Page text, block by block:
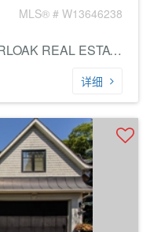
MLS® # W13646238
经纪公司: ROYAL LEPAGE BURLOAK REAL ESTATE SERVICES
详细